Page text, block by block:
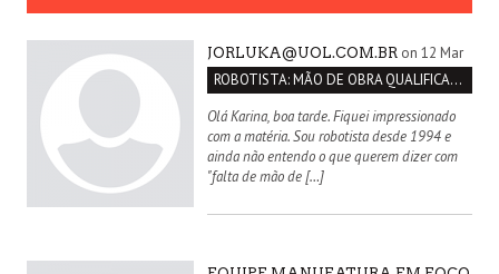
JORLUKA@UOL.COM.BR on 12 Mar
ROBOTISTA: MÃO DE OBRA QUALIFICADA INEXISTENTE NO BRASIL
Olá Karina, boa tarde. Fiquei impressionado
com a matéria. Sou robotista desde 1994 e
ainda não entendo o que querem dizer com
"falta de mão de […]